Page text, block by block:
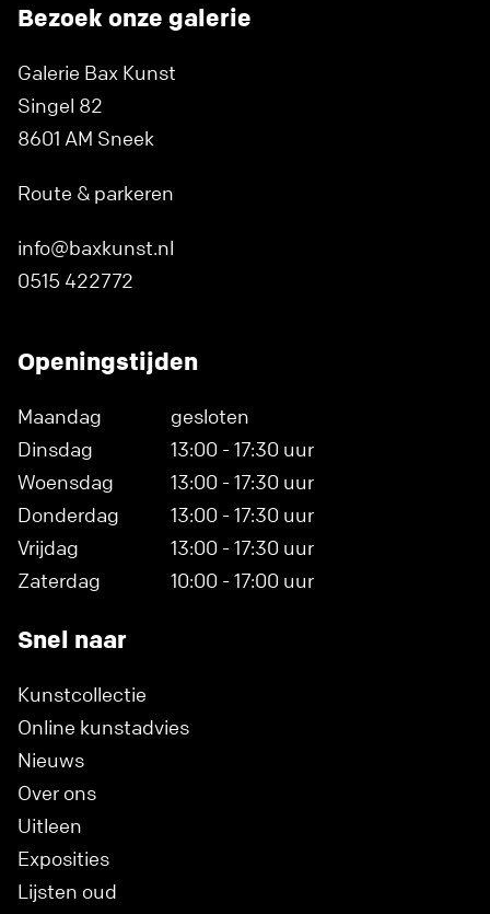
Bezoek onze galerie
Galerie Bax Kunst
Singel 82
8601 AM Sneek
Route & parkeren
info@baxkunst.nl
0515 422772
Openingstijden
Maandag
gesloten
Dinsdag
13:00 - 17:30 uur
Woensdag
13:00 - 17:30 uur
Donderdag
13:00 - 17:30 uur
Vrijdag
13:00 - 17:30 uur
Zaterdag
10:00 - 17:00 uur
Snel naar
Kunstcollectie
Online kunstadvies
Nieuws
Over ons
Uitleen
Exposities
Lijsten oud